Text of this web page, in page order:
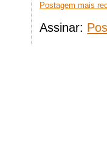
Postagem mais
Assinar: